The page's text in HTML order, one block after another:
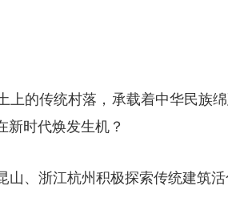
上的传统村落，承载着中华民族
新时代焕发生机？
山、浙江杭州积极探索传统建筑